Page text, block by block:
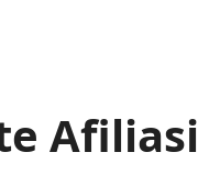
Afiliasi